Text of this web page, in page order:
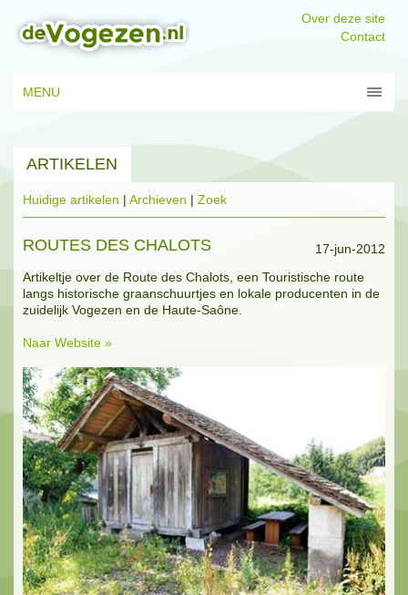
Over deze site
Contact
MENU
ARTIKELEN
Huidige artikelen | Archieven | Zoek
ROUTES DES CHALOTS
17-jun-2012
Artikeltje over de Route des Chalots, een Touristische route
langs historische graanschuurtjes en lokale producenten in de
zuidelijk Vogezen en de Haute-Saône.
Naar Website »